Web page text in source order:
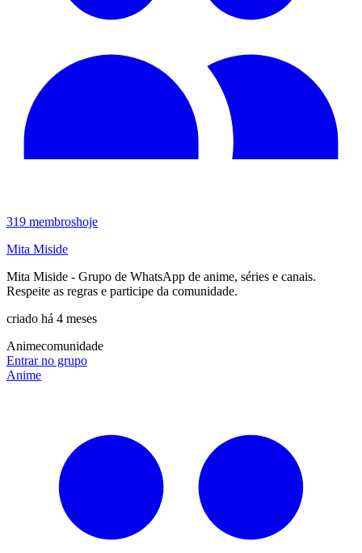
319 membroshoje
Mita Miside
Mita Miside - Grupo de WhatsApp de anime, séries e canais.
Respeite as regras e participe da comunidade.
criado há 4 meses
Animecomunidade
Entrar no grupo
Anime